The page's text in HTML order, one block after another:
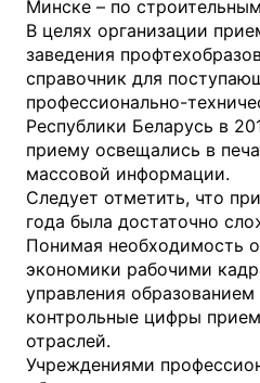
Минске – по
В целях организации
заведения
справочник для
профессионально-
Республики Беларусь в
приему освещались в
массовой информации.
Следует отметить, что
года была достаточно
Понимая необходимость
экономики рабочими
управления образованием
контрольные цифры
отраслей.
Учреждениями